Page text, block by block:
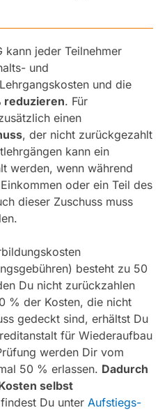
jeder Teilnehmer
und
und die
reduzieren. Für
einen
, der nicht zurückgezahlt
kann ein
werden, wenn während
oder ein Teil des
dieser Zuschuss muss
besteht zu 50
Du nicht zurückzahlen
% der Kosten, die nicht
gedeckt sind, erhältst Du
für Wiederaufbau
werden Dir vom
50 % erlassen. Dadurch
selbst
Du unter Aufstiegs-